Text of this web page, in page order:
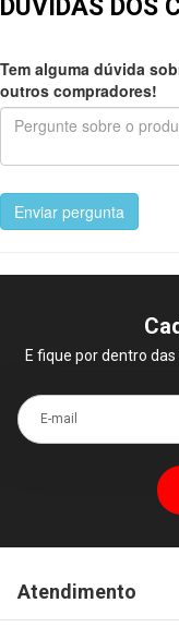
DÚVIDAS DOS
Tem alguma dúvida
outros compradores!
Enviar pergunta
E fique por dentro
E-mail
Atendimento